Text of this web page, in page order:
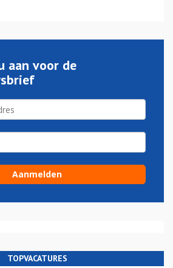
aan voor de
TOPVACATURES